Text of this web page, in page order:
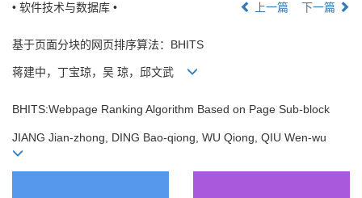
• 软件技术与数据库 •
上一篇 下一篇
基于页面分块的网页排序算法：BHITS
蒋建中，丁宝琼，吴 琼，邱文武
BHITS:Webpage Ranking Algorithm Based on Page Sub-block
JIANG Jian-zhong, DING Bao-qiong, WU Qiong, QIU Wen-wu